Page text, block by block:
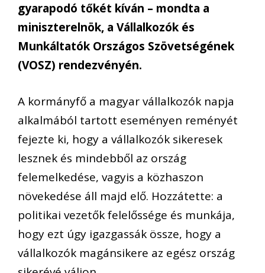
gyarapodó tőkét kíván – mondta a
miniszterelnök, a Vállalkozók és
Munkáltatók Országos Szövetségének
(VOSZ) rendezvényén.
A kormányfő a magyar vállalkozók napja
alkalmából tartott eseményen reményét
fejezte ki, hogy a vállalkozók sikeresek
lesznek és mindebből az ország
felemelkedése, vagyis a közhaszon
növekedése áll majd elő. Hozzátette: a
politikai vezetők felelőssége és munkája,
hogy ezt úgy igazgassák össze, hogy a
vállalkozók magánsikere az egész ország